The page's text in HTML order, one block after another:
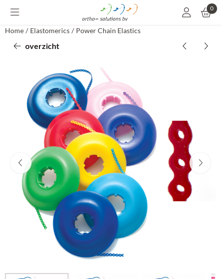
Cookievoorkeuren zijn momenteel gesloten. 0
Home / Elastomerics / Power Chain Elastics
overzicht